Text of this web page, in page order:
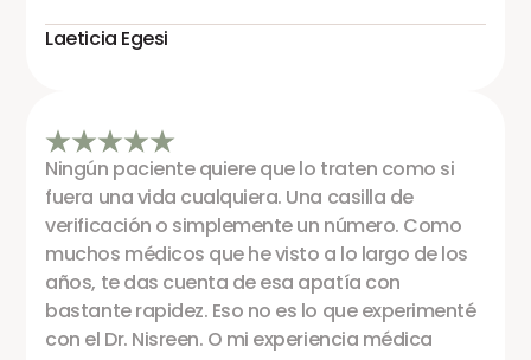
Laeticia Egesi
Ningún paciente quiere que lo traten como si
fuera una vida cualquiera. Una casilla de
verificación o simplemente un número. Como
muchos médicos que he visto a lo largo de los
años, te das cuenta de esa apatía con
bastante rapidez. Eso no es lo que experimenté
con el Dr. Nisreen. O mi experiencia médica